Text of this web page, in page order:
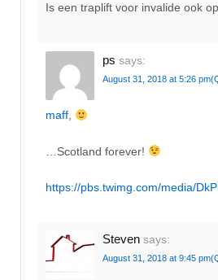
Is een traplift voor invalide ook
ps says:
August 31, 2018 at 5:26 pm
maff,
…Scotland forever!
https://pbs.twimg.com/media/
Steven says:
August 31, 2018 at 9:45 pm